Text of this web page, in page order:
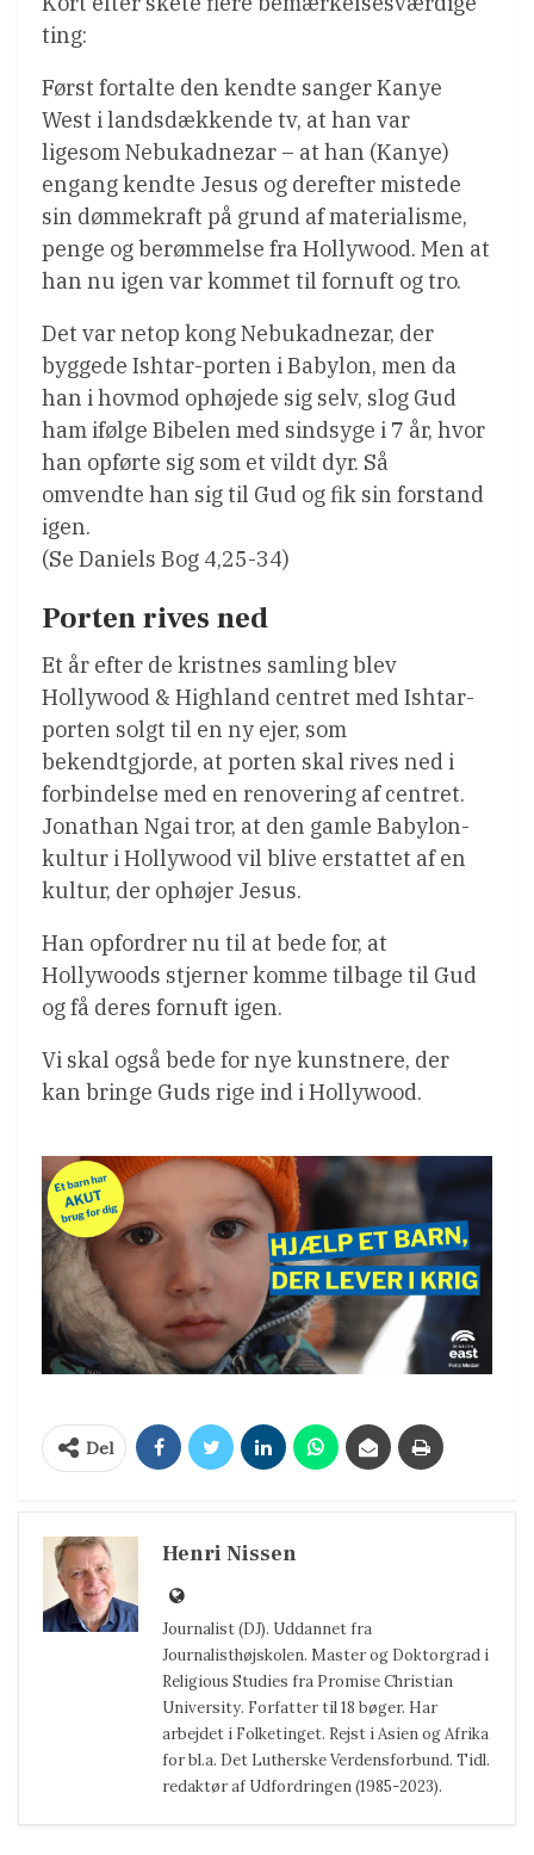
ting:
Først fortalte den kendte sanger Kanye
West i landsdækkende tv, at han var
ligesom Nebukadnezar – at han (Kanye)
engang kendte Jesus og derefter mistede
sin dømmekraft på grund af materialisme,
penge og berømmelse fra Hollywood. Men at
han nu igen var kommet til fornuft og tro.
Det var netop kong Nebukadnezar, der
byggede Ishtar-porten i Babylon, men da
han i hovmod ophøjede sig selv, slog Gud
ham ifølge Bibelen med sindsyge i 7 år, hvor
han opførte sig som et vildt dyr. Så
omvendte han sig til Gud og fik sin forstand
igen.
(Se Daniels Bog 4,25-34)
Porten rives ned
Et år efter de kristnes samling blev
Hollywood & Highland centret med Ishtar-
porten solgt til en ny ejer, som
bekendtgjorde, at porten skal rives ned i
forbindelse med en renovering af centret.
Jonathan Ngai tror, at den gamle Babylon-
kultur i Hollywood vil blive erstattet af en
kultur, der ophøjer Jesus.
Han opfordrer nu til at bede for, at
Hollywoods stjerner komme tilbage til Gud
og få deres fornuft igen.
Vi skal også bede for nye kunstnere, der
kan bringe Guds rige ind i Hollywood.
Del
Henri Nissen
Journalist (DJ). Uddannet fra
Journalisthøjskolen. Master og Doktorgrad i
Religious Studies fra Promise Christian
University. Forfatter til 18 bøger. Har
arbejdet i Folketinget. Rejst i Asien og Afrika
for bl.a. Det Lutherske Verdensforbund. Tidl.
redaktør af Udfordringen (1985-2023).